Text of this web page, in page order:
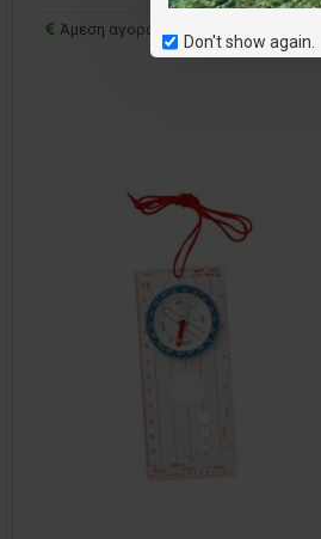
Don't show again.
Άμεση αγορά